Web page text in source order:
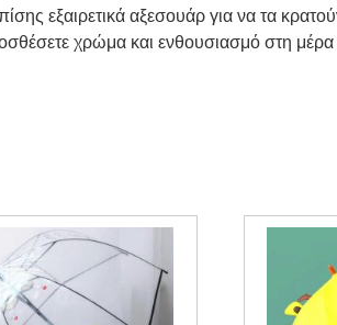
εξαιρετικά αξεσουάρ για να τα
χρώμα και ενθουσιασμό στη